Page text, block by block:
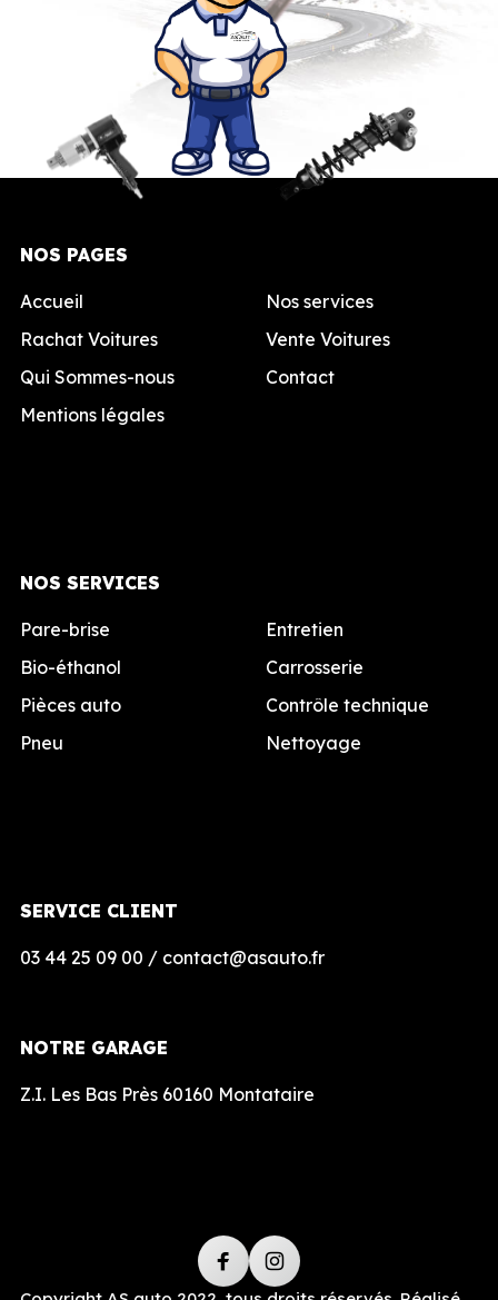
NOS PAGES
Accueil
Nos services
Rachat Voitures
Vente Voitures
Qui Sommes-nous
Contact
Mentions légales
NOS SERVICES
Pare-brise
Entretien
Bio-éthanol
Carrosserie
Pièces auto
Contrôle technique
Pneu
Nettoyage
SERVICE CLIENT
03 44 25 09 00 / contact@asauto.fr
NOTRE GARAGE
Z.I. Les Bas Près 60160 Montataire